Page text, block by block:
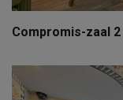
Compromis-zaal 2